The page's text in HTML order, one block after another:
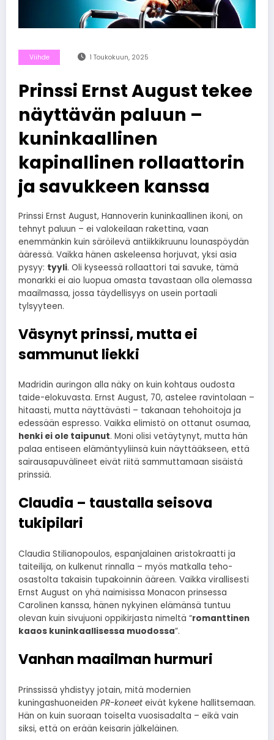
Viihde 1 Toukokuun, 2025
Prinssi Ernst August tekee
näyttävän paluun –
kuninkaallinen
kapinallinen rollaattorin
ja savukkeen kanssa
Prinssi Ernst August, Hannoverin kuninkaallinen ikoni, on
tehnyt paluun – ei valokeilaan rakettina, vaan
enemmänkin kuin säröilevä antiikkikruunu lounaspöydän
ääressä. Vaikka hänen askeleensa horjuvat, yksi asia
pysyy: tyyli. Oli kyseessä rollaattori tai savuke, tämä
monarkki ei aio luopua omasta tavastaan olla olemassa
maailmassa, jossa täydellisyys on usein portaali
tylsyyteen.
Väsynyt prinssi, mutta ei
sammunut liekki
Madridin auringon alla näky on kuin kohtaus oudosta
taide-elokuvasta. Ernst August, 70, astelee ravintolaan –
hitaasti, mutta näyttävästi – takanaan tehohoitoja ja
edessään espresso. Vaikka elimistö on ottanut osumaa,
henki ei ole taipunut. Moni olisi vetäytynyt, mutta hän
palaa entiseen elämäntyyliinsä kuin näyttääkseen, että
sairausapuvälineet eivät riitä sammuttamaan sisäistä
prinssiä.
Claudia – taustalla seisova
tukipilari
Claudia Stilianopoulos, espanjalainen aristokraatti ja
taiteilija, on kulkenut rinnalla – myös matkalla teho-
osastolta takaisin tupakoinnin ääreen. Vaikka virallisesti
Ernst August on yhä naimisissa Monacon prinsessa
Carolinen kanssa, hänen nykyinen elämänsä tuntuu
olevan kuin sivujuoni oppikirjasta nimeltä “romanttinen
kaaos kuninkaallisessa muodossa”.
Vanhan maailman hurmuri
Prinssissä yhdistyy jotain, mitä modernien
kuningashuoneiden PR-koneet eivät kykene hallitsemaan.
Hän on kuin suoraan toiselta vuosisadalta – eikä vain
siksi, että on erään keisarin jälkeläinen.